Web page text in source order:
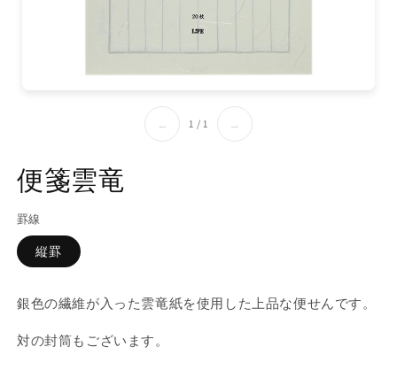
← 1 /の
1 →
便箋雲竜
罫線
縦罫
銀色の繊維が入った雲竜紙を使用した上品な便せんです。
対の封筒もございます。